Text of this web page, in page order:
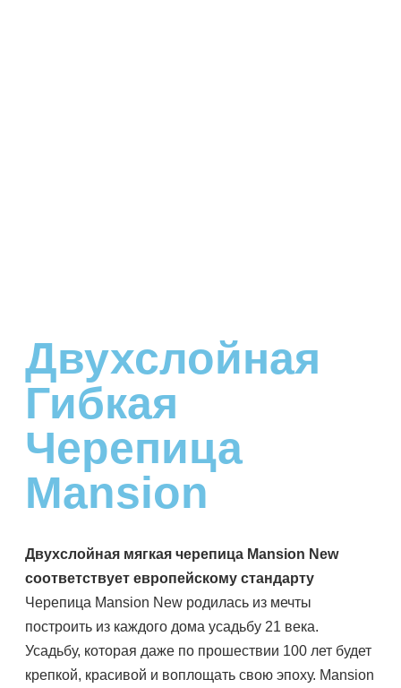
Двухслойная
Гибкая
Черепица
Mansion
Двухслойная мягкая черепица Mansion New
соответствует европейскому стандарту
Черепица Mansion New родилась из мечты
построить из каждого дома усадьбу 21 века.
Усадьбу, которая даже по прошествии 100 лет будет
крепкой, красивой и воплощать свою эпоху. Mansion